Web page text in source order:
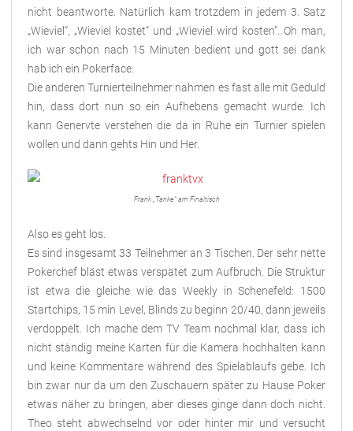
nicht beantworte. Natürlich kam trotzdem in jedem 3. Satz
„Wieviel“, „Wieviel kostet“ und „Wieviel wird kosten“. Oh man,
ich war schon nach 15 Minuten bedient und gott sei dank
hab ich ein Pokerface.
Die anderen Turnierteilnehmer nahmen es fast alle mit Geduld
hin, dass dort nun so ein Aufhebens gemacht wurde. Ich
kann Genervte verstehen die da in Ruhe ein Turnier spielen
wollen und dann gehts Hin und Her.
Frank „Tanke“ am Finaltisch
Also es geht los.
Es sind insgesamt 33 Teilnehmer an 3 Tischen. Der sehr nette
Pokerchef bläst etwas verspätet zum Aufbruch. Die Struktur
ist etwa die gleiche wie das Weekly in Schenefeld: 1500
Startchips, 15 min Level, Blinds zu beginn 20/40, dann jeweils
verdoppelt. Ich mache dem TV Team nochmal klar, dass ich
nicht ständig meine Karten für die Kamera hochhalten kann
und keine Kommentare während des Spielablaufs gebe. Ich
bin zwar nur da um den Zuschauern später zu Hause Poker
etwas näher zu bringen, aber dieses ginge dann doch nicht.
Theo steht abwechselnd vor oder hinter mir und versucht